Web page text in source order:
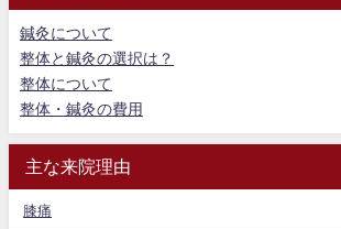
鍼灸について
整体と鍼灸の選択は？
整体について
整体・鍼灸の費用
主な来院理由
膝痛